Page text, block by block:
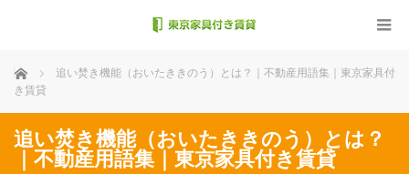
ホーム
追い焚き機能（おいたききのう）とは？｜不動産用語集｜東京家具付
き賃貸
追い焚き機能（おいたききのう）とは？
｜不動産用語集｜東京家具付き賃貸